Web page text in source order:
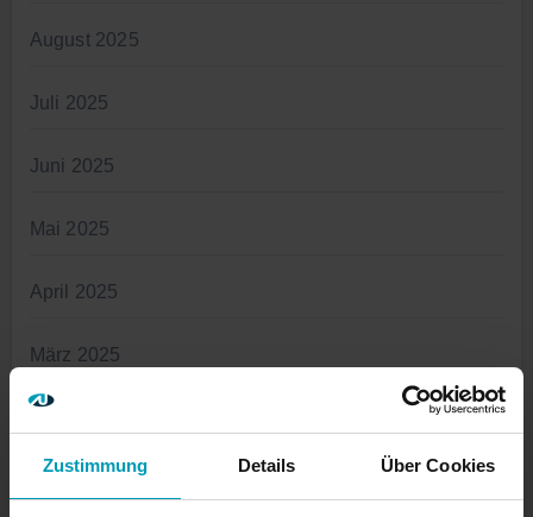
Zustimmung Details Über Cookies
August 2025
Juli 2025
Juni 2025
Mai 2025
April 2025
März 2025
November 2024